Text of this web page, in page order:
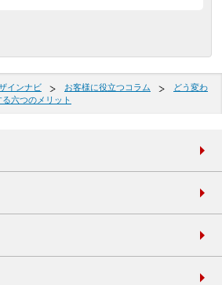
インナビ お客様に役立つコラム
どう変わ
六つのメリット